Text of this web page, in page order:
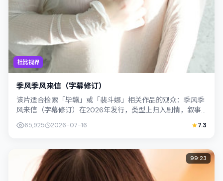
杜比视界
季风季风来信（字幕修订）
该片适合检索「毕赣」或「裴斗娜」相关作品的观众：季风季
风来信（字幕修订）在2026年发行，类型上归入剧情，叙事
65,925 2026-07-16 7.3
99:23